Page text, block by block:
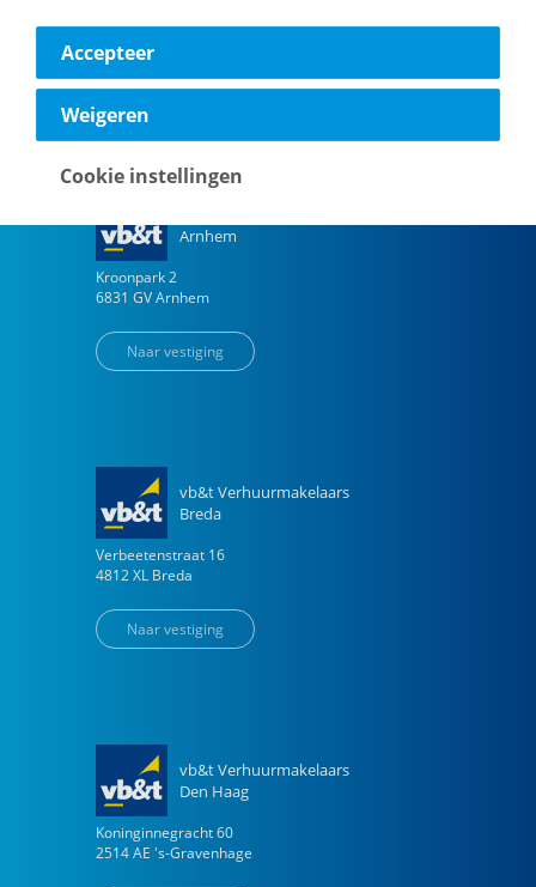
Naar vestiging
Arnhem
Kroonpark 2
6831 GV Arnhem
Naar vestiging
vb&t Verhuurmakelaars
Breda
Verbeetenstraat 16
4812 XL Breda
Naar vestiging
vb&t Verhuurmakelaars
Den Haag
Koninginnegracht 60
2514 AE 's-Gravenhage
Accepteer
Weigeren
Cookie instellingen